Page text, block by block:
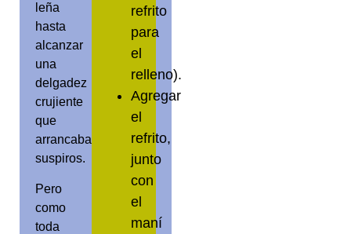
leña
hasta
alcanzar
una
delgadez
crujiente
que
arrancaba
suspiros.
Pero
como
toda
refrito
para
el
relleno).
Agregar
el
refrito,
junto
con
el
maní